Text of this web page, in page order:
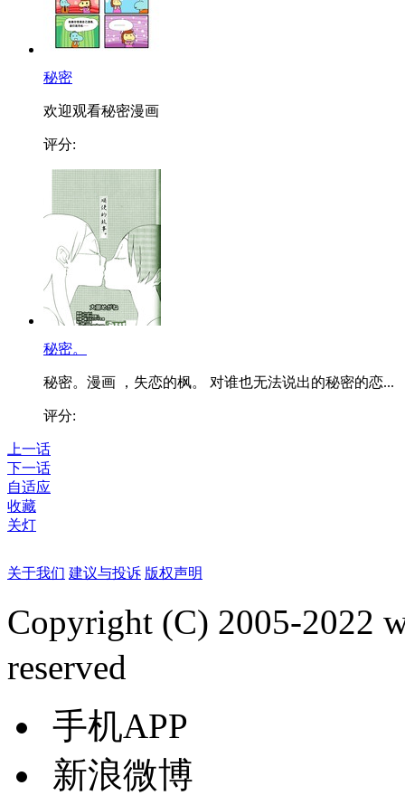
秘密
欢迎观看秘密漫画
评分:
秘密。
秘密。漫画 ，失恋的枫。 对谁也无法说出的秘密的恋...
评分:
上一话
下一话
自适应
收藏
关灯
关于我们 建议与投诉 版权声明
Copyright (C) 2005-2022
reserved
手机APP
新浪微博